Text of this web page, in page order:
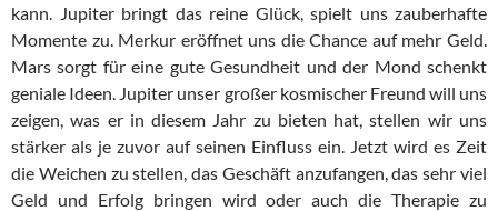
kann. Jupiter bringt das reine Glück, spielt uns zauberhafte
Momente zu. Merkur eröffnet uns die Chance auf mehr Geld.
Mars sorgt für eine gute Gesundheit und der Mond schenkt
geniale Ideen. Jupiter unser großer kosmischer Freund will uns
zeigen, was er in diesem Jahr zu bieten hat, stellen wir uns
stärker als je zuvor auf seinen Einfluss ein. Jetzt wird es Zeit
die Weichen zu stellen, das Geschäft anzufangen, das sehr viel
Geld und Erfolg bringen wird oder auch die Therapie zu